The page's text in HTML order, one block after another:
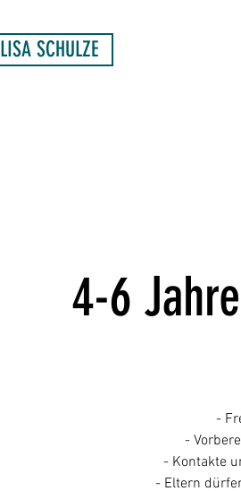
LISA SCHULZE
4-6
-
-
- Kontakte
- Eltern